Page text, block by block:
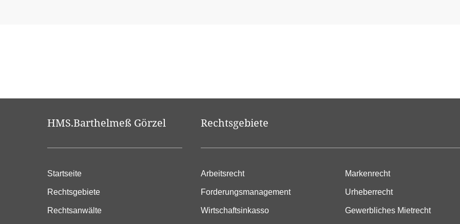
HMS.Barthelmeß Görzel
Startseite
Rechtsgebiete
Rechtsanwälte
Rechtsgebiete
Arbeitsrecht Markenrecht
Forderungsmanagement Urheberrecht
Wirtschaftsinkasso Gewerbliches Mietrecht